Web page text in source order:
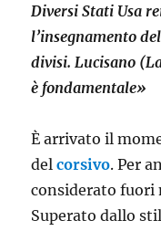
Diversi Stati Usa
l’insegnamento
divisi. Lucisano
è fondamentale»
È arrivato il
delcorsivo. Per
considerato fuori
Superato dallo